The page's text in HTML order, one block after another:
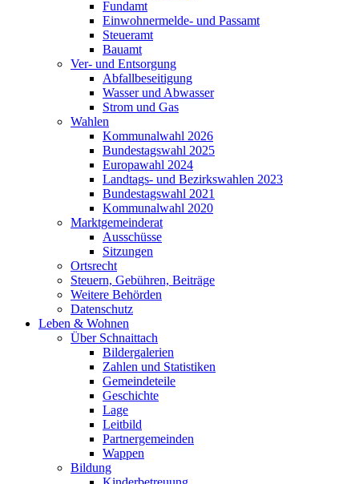
Fundamt
Einwohnermelde- und Passamt
Steueramt
Bauamt
Ver- und Entsorgung
Abfallbeseitigung
Wasser und Abwasser
Strom und Gas
Wahlen
Kommunalwahl 2026
Bundestagswahl 2025
Europawahl 2024
Landtags- und Bezirkswahlen 2023
Bundestagswahl 2021
Kommunalwahl 2020
Marktgemeinderat
Ausschüsse
Sitzungen
Ortsrecht
Steuern, Gebühren, Beiträge
Weitere Behörden
Datenschutz
Leben & Wohnen
Über Schnaittach
Bildergalerien
Zahlen und Statistiken
Gemeindeteile
Geschichte
Lage
Leitbild
Partnergemeinden
Wappen
Bildung